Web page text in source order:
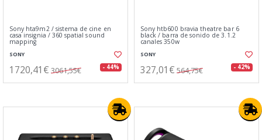
Sony hta9m2 / sistema de cine en
casa insignia / 360 spatial sound
mapping
SONY
1720,41€ 3061,55€ - 44%
Sony htb600 bravia theatre bar 6
black / barra de sonido de 3.1.2
canales 350w
SONY
327,01€ 564,75€ - 42%